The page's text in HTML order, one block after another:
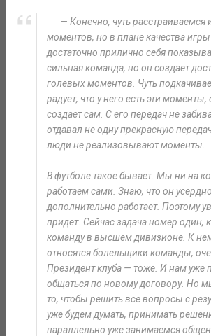
— Конечно, чуть расстраиваемся
моментов, но в плане качества
достаточно прилично себя
сильная команда, но он создает
голевых моментов. Чуть
радует, что у него есть эти моменты,
создает сам. С его передач не
отдавал не одну прекрасную
люди не реализовывают моменты.
В футболе такое бывает. Мы ни на
работаем сами. Знаю, что он усердно
дополнительно работает. Поэтому
придет. Сейчас задача номер один,
команду в высшем дивизионе. К
относятся болельщики команды,
Президент клуба — тоже. И нам уже
общаться по новому договору. Но
то, чтобы решить все вопросы с
уже будем думать, принимать
параллельно уже занимаемся